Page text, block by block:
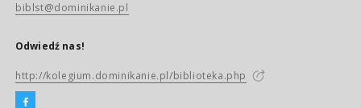
biblst@dominikanie.pl
Odwiedź nas!
http://kolegium.dominikanie.pl/biblioteka.php